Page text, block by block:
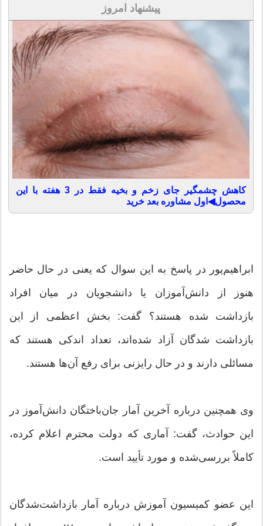
پیشنهاد امروز
کاهش چشمگیر جای زخم و بخیه فقط در 3 هفته با این
محصول◀اول مشاوره بعد خرید
ابراهیم‌پور در پاسخ به این سوال که یعنی در حال حاضر
هنوز از دانش‌آموزان یا دانشجویان در میان افراد
بازداشت شده هستند؟ گفت: بخش اعظمی از این
بازداشت شدگان آزاد شده‌اند، تعداد اندکی هستند که
مسائلی دارند و در حال رایزنی برای رفع آن‌ها هستند.
وی همچنین درباره آخرین آمار جان‌باختگان دانش‌آموز در
این حوادث، گفت: آماری که دولت محترم اعلام کرده،
کاملاً بررسی‌شده و مورد تأیید است.
این عضو کمیسیون آموزش درباره آمار بازداشت‌شدگان